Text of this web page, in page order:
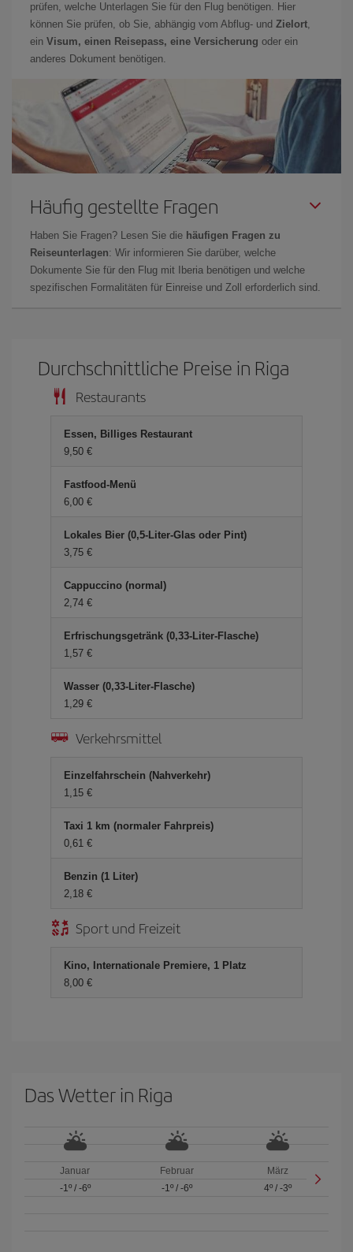
prüfen, welche Unterlagen Sie für den Flug benötigen. Hier
können Sie prüfen, ob Sie, abhängig vom Abflug- und Zielort
ein Visum, einen Reisepass, eine Versicherung oder ein
anderes Dokument benötigen.
Häufig gestellte Fragen
Haben Sie Fragen? Lesen Sie die häufigen Fragen zu
Reiseunterlagen: Wir informieren Sie darüber, welche
Dokumente Sie für den Flug mit Iberia benötigen und welche
spezifischen Formalitäten für Einreise und Zoll erforderlich sind.
Durchschnittliche Preise in Riga
Restaurants
Essen, Billiges Restaurant
9,50 €
Fastfood-Menü
6,00 €
Lokales Bier (0,5-Liter-Glas oder Pint)
3,75 €
Cappuccino (normal)
2,74 €
Erfrischungsgetränk (0,33-Liter-Flasche)
1,57 €
Wasser (0,33-Liter-Flasche)
1,29 €
Verkehrsmittel
Einzelfahrschein (Nahverkehr)
1,15 €
Taxi 1 km (normaler Fahrpreis)
0,61 €
Benzin (1 Liter)
2,18 €
Sport und Freizeit
Kino, Internationale Premiere, 1 Platz
8,00 €
Das Wetter in Riga
Januar
-1º/ -6º
Februar
-1º/ -6º
März
4º /-3º